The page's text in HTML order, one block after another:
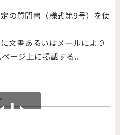
の質問書（様式第9号）を使
文書あるいはメールにより
ージ上に掲載する。